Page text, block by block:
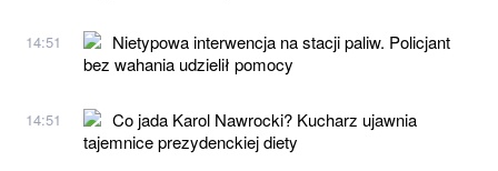
14:51
Nietypowa interwencja na stacji paliw. Policjant
bez wahania udzielił pomocy
14:51
Co jada Karol Nawrocki? Kucharz ujawnia
tajemnice prezydenckiej diety